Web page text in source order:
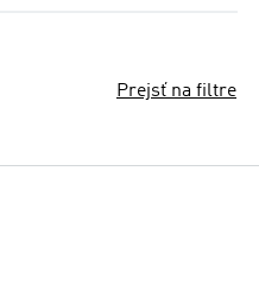
Prejsť na filtre